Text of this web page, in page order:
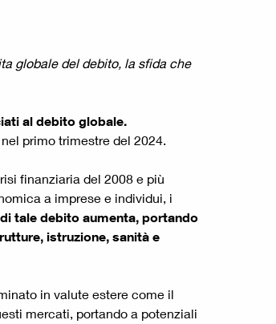
globale del debito, la sfida che
al debito globale.
primo trimestre del 2024.
finanziaria del 2008 e più
a imprese e individui, i
tale debito aumenta, portando
istruzione, sanità e
in valute estere come il
mercati, portando a potenziali